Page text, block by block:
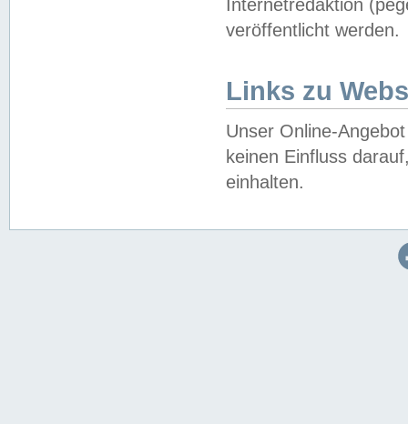
Internetredaktion
veröffentlicht werden.
Links zu
Unser Online-
keinen Einfluss
einhalten.